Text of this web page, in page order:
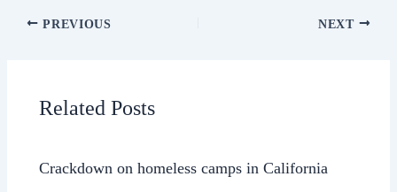
PREVIOUS NEXT
Related Posts
Crackdown on homeless camps in California